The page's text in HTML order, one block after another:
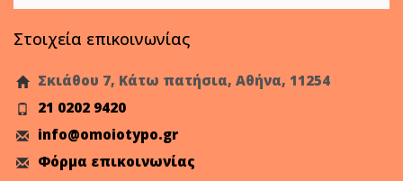
Στοιχεία επικοινωνίας
Σκιάθου 7, Κάτω πατήσια, Αθήνα, 11254
21 0202 9420
info@omoiotypo.gr
Φόρμα επικοινωνίας